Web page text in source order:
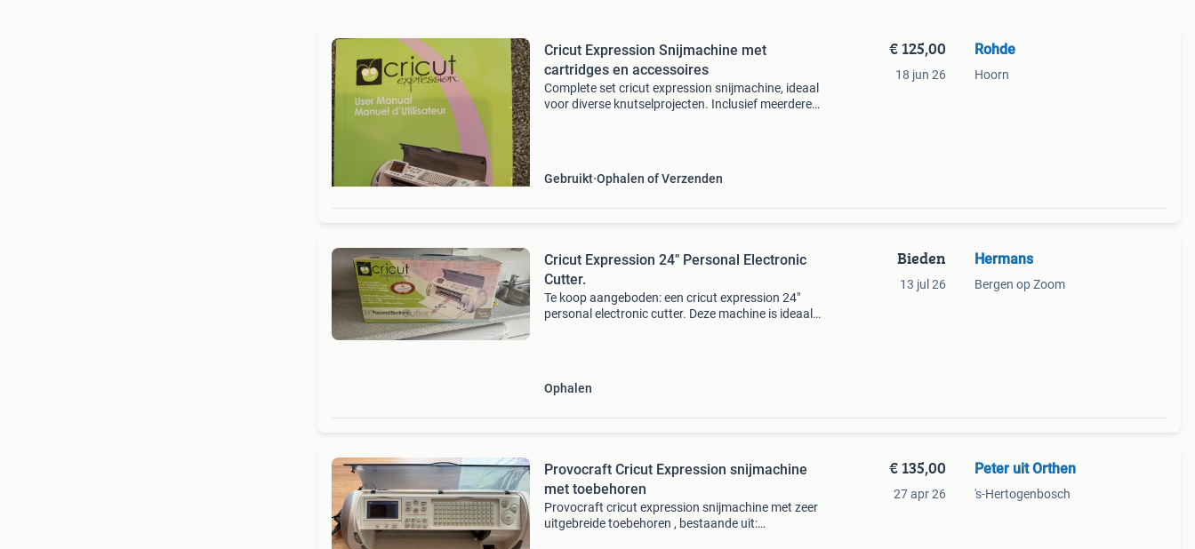
Cricut Expression Snijmachine met
cartridges en accessoires
Complete set cricut expression snijmachine, ideaal
voor diverse knutselprojecten. Inclusief meerdere
Gebruikt Ophalen of Verzenden
€ 125,00
18 jun 26
Rohde
Hoorn
Cricut Expression 24" Personal Electronic
Cutter.
Te koop aangeboden: een cricut expression 24"
personal electronic cutter. Deze machine is ideaal
Ophalen
Bieden
13 jul 26
Hermans
Bergen op Zoom
Provocraft Cricut Expression snijmachine
met toebehoren
Provocraft cricut expression snijmachine met zeer
uitgebreide toebehoren , bestaande uit:
€ 135,00
27 apr 26
Peter uit Orthen
's-Hertogenbosch